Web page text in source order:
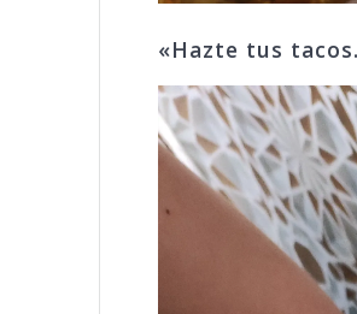
«Hazte tus